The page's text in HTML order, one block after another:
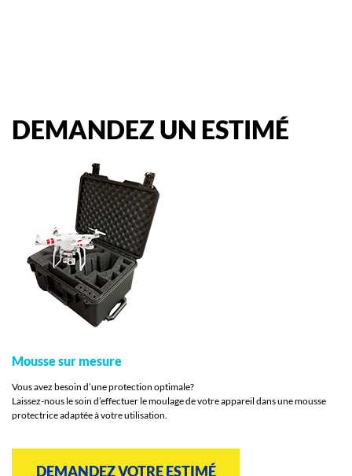
DEMANDEZ UN ESTIMÉ
Mousse sur mesure
Vous avez besoin d’une protection optimale?
Laissez-nous le soin d’effectuer le moulage de votre appareil dans une mousse
protectrice adaptée à votre utilisation.
DEMANDEZ VOTRE ESTIMÉ